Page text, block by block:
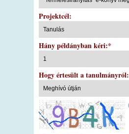
Projektcél:
Hány példányban kéri:*
Hogy értesült a tanulmányról: